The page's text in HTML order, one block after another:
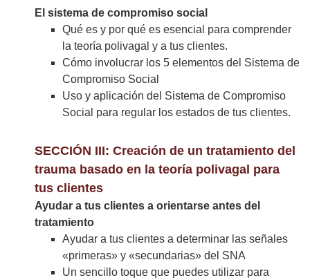
El sistema de compromiso social
Qué es y por qué es esencial para comprender
la teoría polivagal y a tus clientes.
Cómo involucrar los 5 elementos del Sistema de
Compromiso Social
Uso y aplicación del Sistema de Compromiso
Social para regular los estados de tus clientes.
SECCIÓN III: Creación de un tratamiento del
trauma basado en la teoría polivagal para
tus clientes
Ayudar a tus clientes a orientarse antes del
tratamiento
Ayudar a tus clientes a determinar las señales
«primeras» y «secundarias» del SNA
Un sencillo toque que puedes utilizar para